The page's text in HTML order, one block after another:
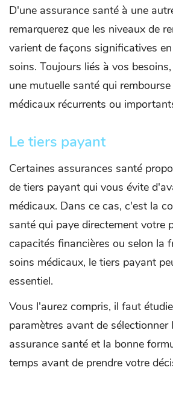
D'une assurance santé à une
remarquerez que les niveaux de
varient de façons significatives
soins. Toujours liés à vos
une mutuelle santé qui
médicaux récurrents ou
Le tiers payant
Certaines assurances santé
de tiers payant qui vous évite
médicaux. Dans ce cas, c'est la
santé qui paye directement votre
capacités financières ou selon la
soins médicaux, le tiers payant
essentiel.
Vous l'aurez compris, il faut
paramètres avant de sélectionner
assurance santé et la bonne
temps avant de prendre votre